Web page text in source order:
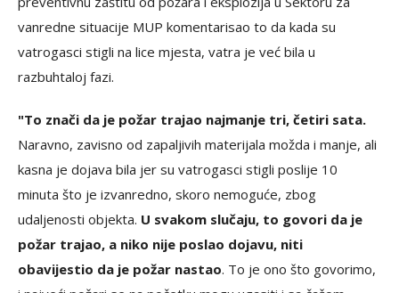
vanredne situacije MUP komentarisao to da kada su
vatrogasci stigli na lice mjesta, vatra je već bila u
razbuhtaloj fazi.
"To znači da je požar trajao najmanje tri, četiri sata.
Naravno, zavisno od zapaljivih materijala možda i manje, ali
kasna je dojava bila jer su vatrogasci stigli poslije 10
minuta što je izvanredno, skoro nemoguće, zbog
udaljenosti objekta. U svakom slučaju, to govori da je
požar trajao, a niko nije poslao dojavu, niti
obavijestio da je požar nastao. To je ono što govorimo,